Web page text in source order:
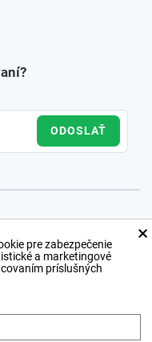
ODOSLAŤ
×
pre zabezpečenie
a marketingové
príslušných